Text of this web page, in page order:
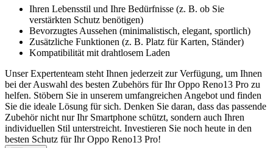
Ihren Lebensstil und Ihre Bedürfnisse (z. B. ob Sie
verstärkten Schutz benötigen)
Bevorzugtes Aussehen (minimalistisch, elegant, sportlich)
Zusätzliche Funktionen (z. B. Platz für Karten, Ständer)
Kompatibilität mit drahtlosem Laden
Unser Expertenteam steht Ihnen jederzeit zur Verfügung, um Ihnen
bei der Auswahl des besten Zubehörs für Ihr Oppo Reno13 Pro zu
helfen. Stöbern Sie in unserem umfangreichen Angebot und finden
Sie die ideale Lösung für sich. Denken Sie daran, dass das passende
Zubehör nicht nur Ihr Smartphone schützt, sondern auch Ihren
individuellen Stil unterstreicht. Investieren Sie noch heute in den
besten Schutz für Ihr Oppo Reno13 Pro!